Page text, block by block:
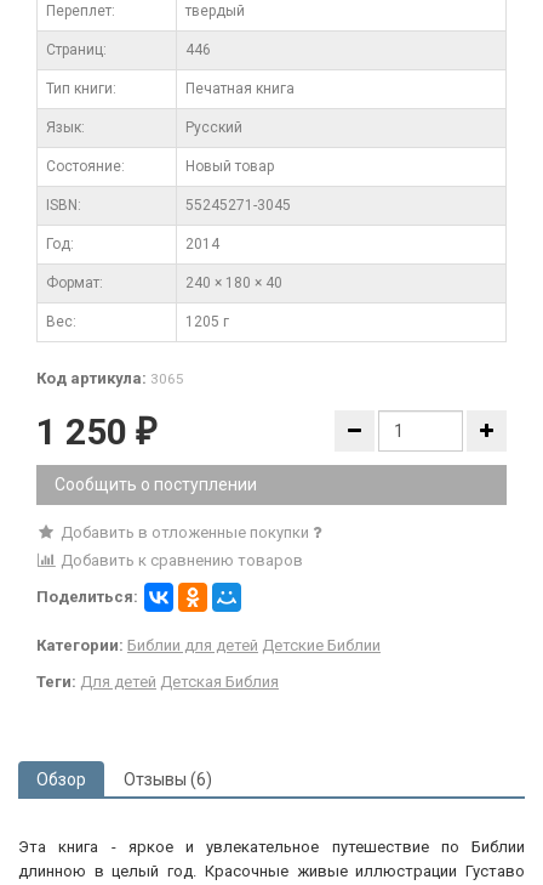
Переплет: твердый
Cтраниц: 446
Тип книги: Печатная книга
Язык: Русский
Состояние: Новый товар
ISBN: 55245271-3045
Год: 2014
Формат: 240 × 180 × 40
Вес: 1205 г
Код артикула: 3065
1 250 ₽
Сообщить о поступлении
Добавить в отложенные покупки
Добавить к сравнению товаров
Поделиться:
Категории: Библии для детей Детские Библии
Теги: Для детей Детская Библия
Обзор Отзывы (6)
Эта книга - яркое и увлекательное путешествие по Библии
длинною в целый год. Красочные живые иллюстрации Густаво